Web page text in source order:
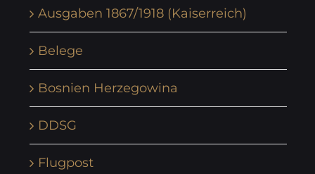
Ausgaben 1867/1918 (Kaiserreich)
Belege
Bosnien Herzegowina
DDSG
Flugpost